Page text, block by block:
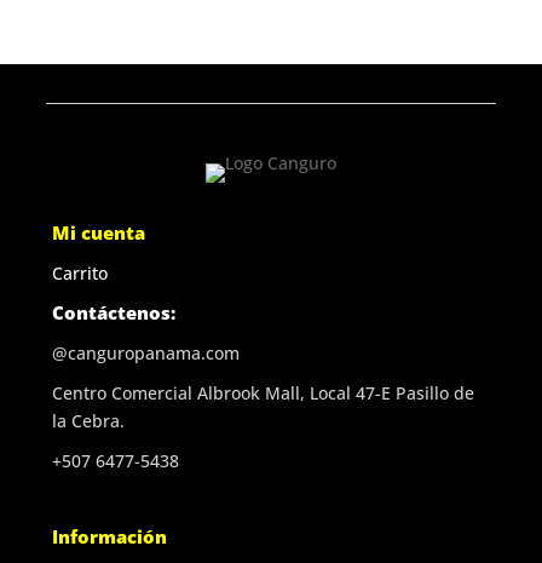
Mi cuenta
Carrito
Contáctenos:
@canguropanama.com
Centro Comercial Albrook Mall, Local 47-E Pasillo de
la Cebra.
+507 6477-5438
Información